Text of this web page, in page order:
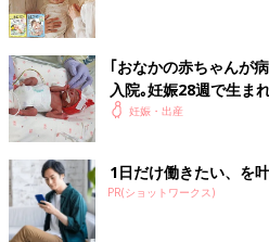
｢おなかの赤ちゃんが
入院｡妊娠28週で生ま
か会えない日々に涙し
妊娠・出産
1日だけ働きたい、を
PR(ショットワークス)